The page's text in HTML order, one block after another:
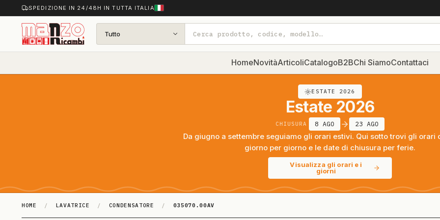
SPEDIZIONE IN 24/48H IN TUTTA ITALIA
Tutto
HomeNovitàArticoliCatalogoB2BChi SiamoContattaci
ESTATE 2026
Estate 2026
CHIUSURA 8 AGO 23 AGO
Da giugno a settembre seguiamo gli orari estivi. Qui sotto trovi gli orari
giorno per giorno e le date di chiusura per ferie.
Visualizza gli orari e i
giorni
HOME / LAVATRICE / CONDENSATORE / 035070.00AV